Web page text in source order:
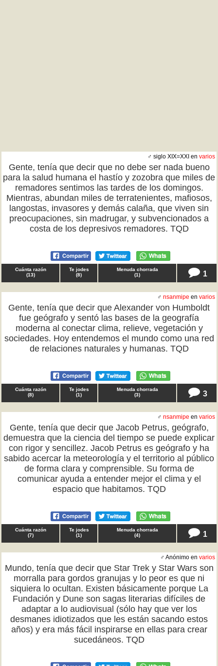
♂ siglo XIX=XXI en varios
Gente, tenía que decir que no debe ser nada bueno
para la salud humana el hastío y zozobra que miles de
remadores sentimos las tardes de los domingos.
Mientras, abundan miles de terratenientes, mafiosos,
langostas, invasores y demás calaña, que viven sin
preocupaciones, sin madrugar, y subvencionados a
costa de los depresivos remadores. TQD
Cuánta razón
(13)
Te jodes
(8)
Menuda chorrada
(1) 1
♂ nsanmipe en varios
Gente, tenía que decir que Alexander von Humboldt
fue geógrafo y sentó las bases de la geografía
moderna al conectar clima, relieve, vegetación y
sociedades. Hoy entendemos el mundo como una red
de relaciones naturales y humanas. TQD
Cuánta razón
(8)
Te jodes
(1)
Menuda chorrada
(3) 3
♂ nsanmipe en varios
Gente, tenía que decir que Jacob Petrus, geógrafo,
demuestra que la ciencia del tiempo se puede explicar
con rigor y sencillez. Jacob Petrus es geógrafo y ha
sabido acercar la meteorología y el territorio al público
de forma clara y comprensible. Su forma de
comunicar ayuda a entender mejor el clima y el
espacio que habitamos. TQD
Cuánta razón
(7)
Te jodes
(1)
Menuda chorrada
(4) 1
♂ Anónimo en varios
Mundo, tenía que decir que Star Trek y Star Wars son
morralla para gordos granujas y lo peor es que ni
siquiera lo ocultan. Existen básicamente porque La
Fundación y Dune son sagas literarias difíciles de
adaptar a lo audiovisual (sólo hay que ver los
desmanes idiotizados que les están sacando estos
años) y era más fácil inspirarse en ellas para crear
sucedáneos. TQD